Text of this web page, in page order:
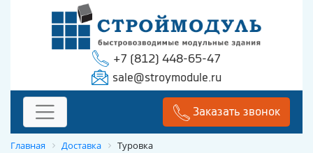
+7 (812) 448-65-47
sale@stroymodule.ru
Заказать звонок
Главная Доставка Туровка